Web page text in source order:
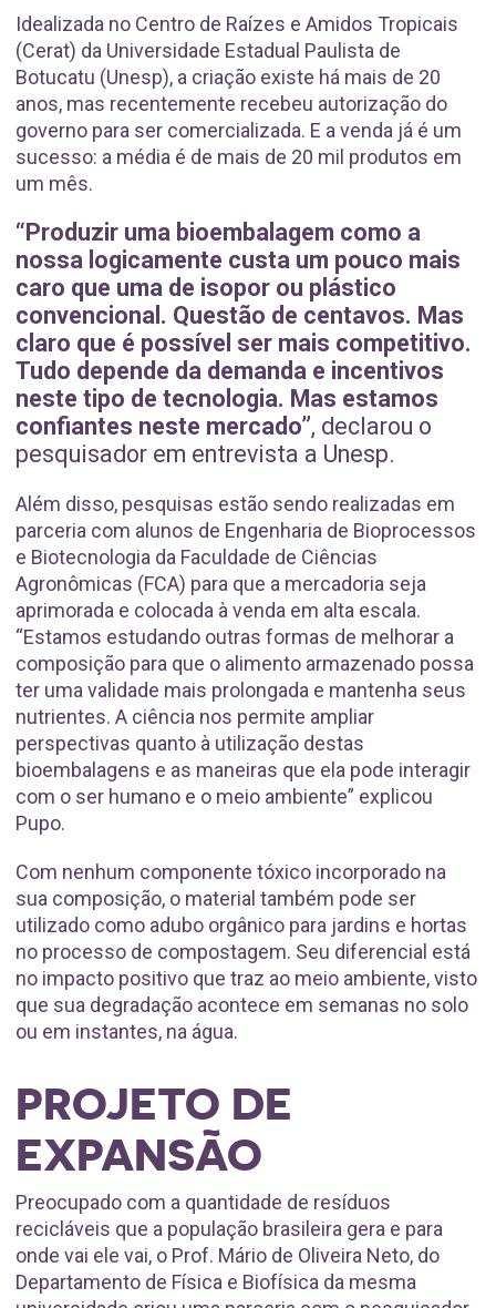
Idealizada no Centro de Raízes e Amidos Tropicais
(Cerat) da Universidade Estadual Paulista de
Botucatu (Unesp), a criação existe há mais de 20
anos, mas recentemente recebeu autorização do
governo para ser comercializada. E a venda já é um
sucesso: a média é de mais de 20 mil produtos em
um mês.
“Produzir uma bioembalagem como a
nossa logicamente custa um pouco mais
caro que uma de isopor ou plástico
convencional. Questão de centavos. Mas
claro que é possível ser mais competitivo.
Tudo depende da demanda e incentivos
neste tipo de tecnologia. Mas estamos
confiantes neste mercado”, declarou o
pesquisador em entrevista a Unesp.
Além disso, pesquisas estão sendo realizadas em
parceria com alunos de Engenharia de Bioprocessos
e Biotecnologia da Faculdade de Ciências
Agronômicas (FCA) para que a mercadoria seja
aprimorada e colocada à venda em alta escala.
“Estamos estudando outras formas de melhorar a
composição para que o alimento armazenado possa
ter uma validade mais prolongada e mantenha seus
nutrientes. A ciência nos permite ampliar
perspectivas quanto à utilização destas
bioembalagens e as maneiras que ela pode interagir
com o ser humano e o meio ambiente” explicou
Pupo.
Com nenhum componente tóxico incorporado na
sua composição, o material também pode ser
utilizado como adubo orgânico para jardins e hortas
no processo de compostagem. Seu diferencial está
no impacto positivo que traz ao meio ambiente, visto
que sua degradação acontece em semanas no solo
ou em instantes, na água.
PROJETO DE
EXPANSÃO
Preocupado com a quantidade de resíduos
recicláveis que a população brasileira gera e para
onde vai ele vai, o Prof. Mário de Oliveira Neto, do
Departamento de Física e Biofísica da mesma